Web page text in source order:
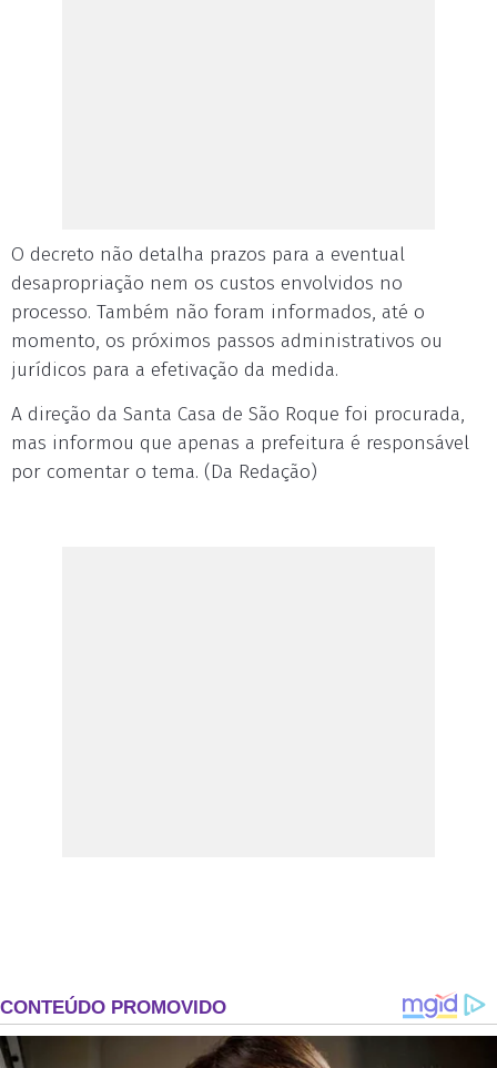
O decreto não detalha prazos para a eventual
desapropriação nem os custos envolvidos no
processo. Também não foram informados, até o
momento, os próximos passos administrativos ou
jurídicos para a efetivação da medida.
A direção da Santa Casa de São Roque foi procurada,
mas informou que apenas a prefeitura é responsável
por comentar o tema. (Da Redação)